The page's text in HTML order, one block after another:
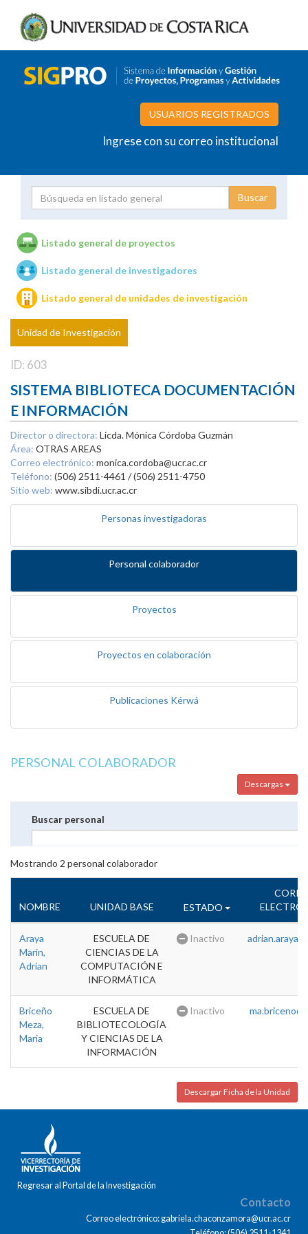
USUARIOS REGISTRADOS
Ingrese con su correo institucional
Unidades de investigación
Listado general de proyectos
Listado general de investigadores
Listado general de unidades de investigación
Unidad de Investigación
ID: 603
SISTEMA BIBLIOTECA DOCUMENTACIÓN
E INFORMACIÓN
Director o directora: Licda. Mónica Córdoba Guzmán
Área: OTRAS AREAS
Correo electrónico: monica.cordoba@ucr.ac.cr
Teléfono: (506) 2511-4461 / (506) 2511-4750
Sitio web: www.sibdi.ucr.ac.cr
Personas investigadoras
Personal colaborador
Proyectos
Proyectos en colaboración
Publicaciones Kérwá
PERSONAL COLABORADOR
Descargas
Buscar personal
Mostrando 2 personal colaborador
NOMBRE UNIDAD BASE ESTADO
Araya
Marin,
Adrian
ESCUELA DE
CIENCIAS DE LA
COMPUTACIÓN E
INFORMÁTICA
Inactivo
Briceño
Meza,
Maria
ESCUELA DE
BIBLIOTECOLOGÍA
Y CIENCIAS DE LA
INFORMACIÓN
Inactivo
Descargar Ficha de la Unidad
Regresar al Portal de la Investigación
Contacto
Correo electrónico: gabriela.chaconzamora@ucr.ac.cr